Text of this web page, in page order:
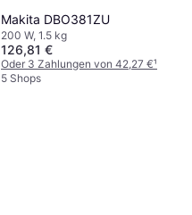
Makita DBO381ZU
200 W, 1.5 kg
126,81 €
Oder 3 Zahlungen von 42,27 €¹
5 Shops